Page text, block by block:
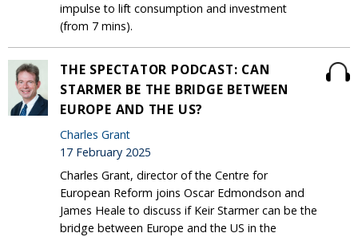
impulse to lift consumption and investment
(from 7 mins).
THE SPECTATOR PODCAST: CAN
STARMER BE THE BRIDGE BETWEEN
EUROPE AND THE US?
Charles Grant
17 February 2025
Charles Grant, director of the Centre for
European Reform joins Oscar Edmondson and
James Heale to discuss if Keir Starmer can be the
bridge between Europe and the US in the